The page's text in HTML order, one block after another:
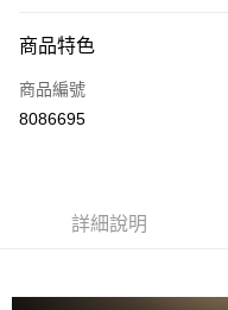
信用卡一次付款
信用卡分期付款
上海商業儲蓄銀行
Apple Pay
商品特色
商品編號
8086695
詳細說明